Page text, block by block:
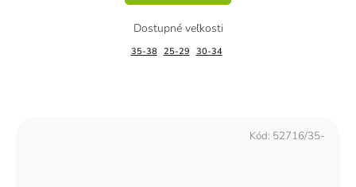
35-38 25-29 30-34
Kód: 52716/35-